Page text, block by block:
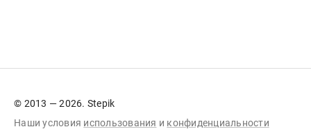
© 2013 — 2026. Stepik
Наши условия использования и конфиденциальности